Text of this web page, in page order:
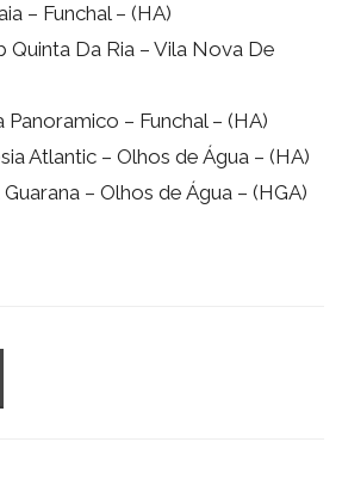
– Funchal – (HA)
Quinta Da Ria – Vila Nova De
– Funchal – (HA)
Atlantic – Olhos de Água – (HA)
– Olhos de Água – (HGA)